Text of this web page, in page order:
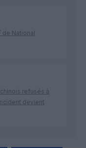
de National
refusés à
devient